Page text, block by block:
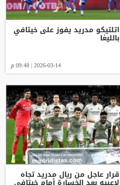
اتلتيكو مدريد يفوز على خيتافي
بالليغا
2026-03-14 | 09:48 م
قرار عاجل من ريال مدريد تجاه